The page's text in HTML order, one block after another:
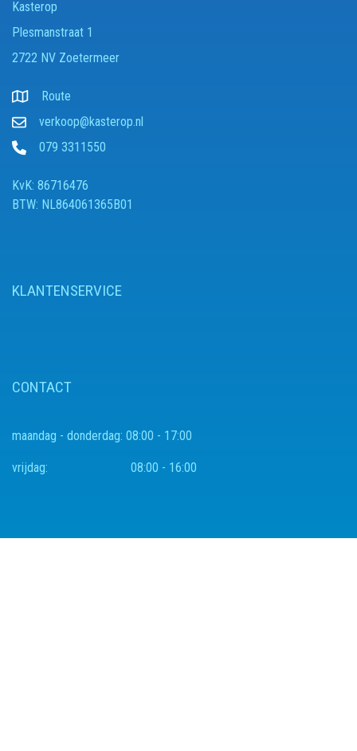
Kasterop
Plesmanstraat 1
2722 NV Zoetermeer
Route
verkoop@kasterop.nl
079 3311550
KvK: 86716476
BTW: NL864061365B01
KLANTENSERVICE
CONTACT
maandag - donderdag: 08:00 - 17:00
vrijdag: 08:00 - 16:00